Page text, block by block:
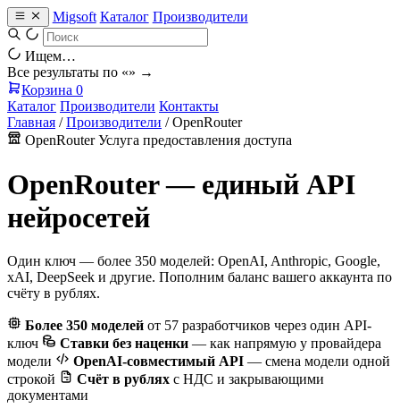
Migsoft Каталог Производители
Ищем…
Все результаты по «» →
Корзина 0
Каталог Производители Контакты
Главная / Производители / OpenRouter
OpenRouterУслуга предоставления доступа
OpenRouter — единый API
нейросетей
Один ключ — более 350 моделей: OpenAI, Anthropic, Google,
xAI, DeepSeek и другие. Пополним баланс вашего аккаунта по
счёту в рублях.
Более 350 моделей от 57 разработчиков через один API-
ключ
Ставки без наценки — как напрямую у провайдера
модели
OpenAI-совместимый API — смена модели одной
строкой
Счёт в рублях с НДС и закрывающими
документами